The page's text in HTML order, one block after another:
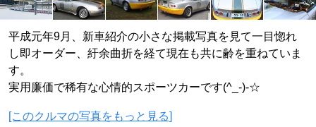
平成元年9月、新車紹介の小さな掲載写真を見て一目惚れ
し即オーダー、紆余曲折を経て現在も共に齢を重ねていま
す。
実用廉価で稀有な心情的スポーツカーです(^_-)-☆
[このクルマの写真をもっと見る]